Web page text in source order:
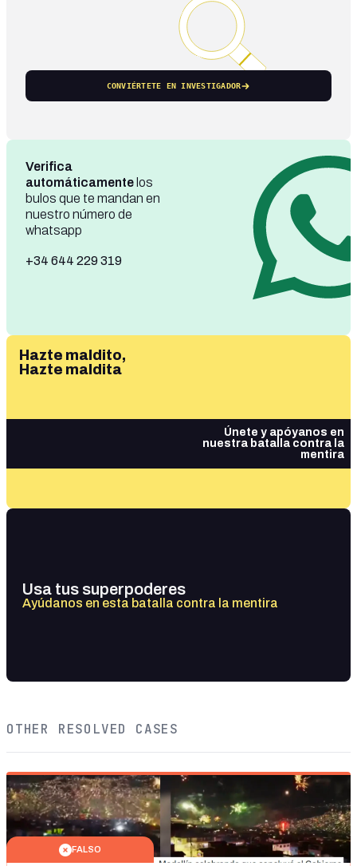
CONVIÉRTETE EN INVESTIGADOR
Verifica
automáticamente los
bulos que te mandan en
nuestro número de
whatsapp
+34 644 229 319
Hazte maldito,
Hazte maldita
Únete y apóyanos en
nuestra batalla contra la
mentira
Usa tus superpoderes
Ayúdanos en esta batalla contra la mentira
OTHER RESOLVED CASES
FALSO